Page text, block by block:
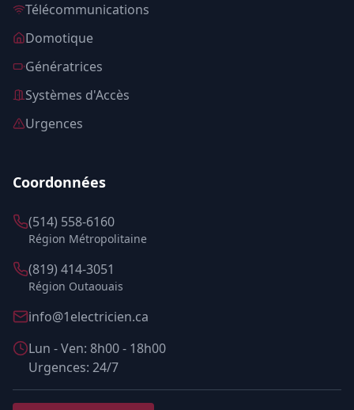
Télécommunications
Domotique
Génératrices
Systèmes d'Accès
Urgences
Coordonnées
(514) 558-6160
Région Métropolitaine
(819) 414-3051
Région Outaouais
info@1electricien.ca
Lun - Ven: 8h00 - 18h00
Urgences: 24/7